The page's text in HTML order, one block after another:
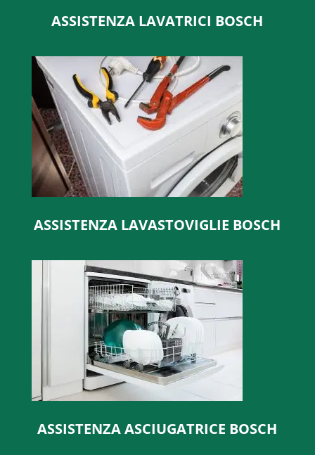
ASSISTENZA LAVATRICI BOSCH
ASSISTENZA LAVASTOVIGLIE BOSCH
ASSISTENZA ASCIUGATRICE BOSCH